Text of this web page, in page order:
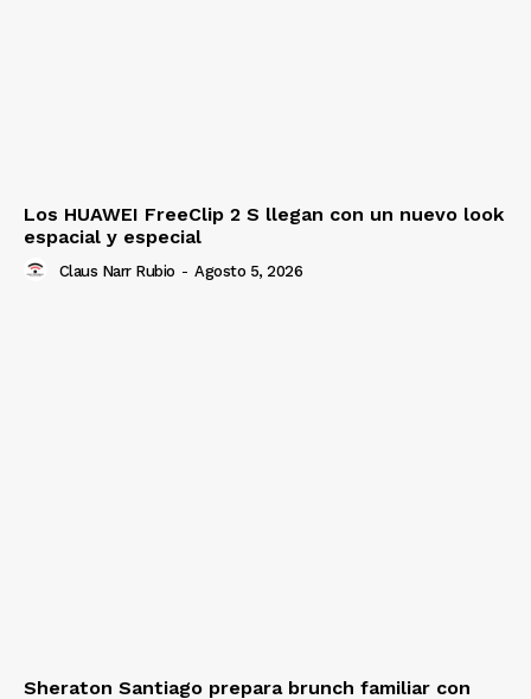
Los HUAWEI FreeClip 2 S llegan con un nuevo look
espacial y especial
Claus Narr Rubio - Agosto 5, 2026
Sheraton Santiago prepara brunch familiar con